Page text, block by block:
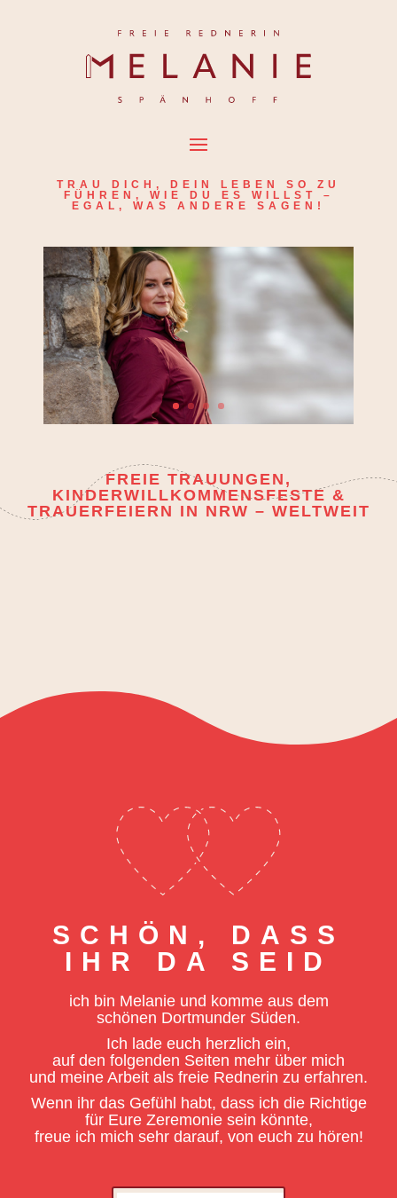
TRAU DICH, DEIN LEBEN SO ZU
FÜHREN, WIE DU ES WILLST –
EGAL, WAS ANDERE SAGEN!
FREIE TRAUUNGEN,
KINDERWILLKOMMENSFESTE &
TRAUERFEIERN IN NRW – WELTWEIT
SCHÖN, DASS
IHR DA SEID
ich bin Melanie und komme aus dem
schönen Dortmunder Süden.
Ich lade euch herzlich ein,
auf den folgenden Seiten mehr über mich
und meine Arbeit als freie Rednerin zu erfahren.
Wenn ihr das Gefühl habt, dass ich die Richtige
für Eure Zeremonie sein könnte,
freue ich mich sehr darauf, von euch zu hören!